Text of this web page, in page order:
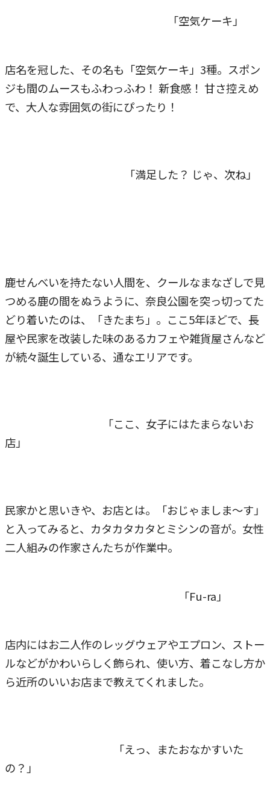
「空気ケーキ」
店名を冠した、その名も「空気ケーキ」3種。スポン
ジも間のムースもふわっふわ！ 新食感！ 甘さ控えめ
で、大人な雰囲気の街にぴったり！
「満足した？ じゃ、次ね」
鹿せんべいを持たない人間を、クールなまなざしで見
つめる鹿の間をぬうように、奈良公園を突っ切ってた
どり着いたのは、「きたまち」。ここ5年ほどで、長
屋や民家を改装した味のあるカフェや雑貨屋さんなど
が続々誕生している、通なエリアです。
「ここ、女子にはたまらないお
店」
民家かと思いきや、お店とは。「おじゃましま～す」
と入ってみると、カタカタカタとミシンの音が。女性
二人組みの作家さんたちが作業中。
「Fu-ra」
店内にはお二人作のレッグウェアやエプロン、ストー
ルなどがかわいらしく飾られ、使い方、着こなし方か
ら近所のいいお店まで教えてくれました。
「えっ、またおなかすいた
の？」